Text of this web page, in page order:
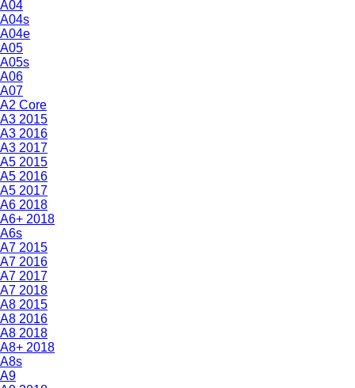
A04
A04s
A04e
A05
A05s
A06
A07
A2 Core
A3 2015
A3 2016
A3 2017
A5 2015
A5 2016
A5 2017
A6 2018
A6+ 2018
A6s
A7 2015
A7 2016
A7 2017
A7 2018
A8 2015
A8 2016
A8 2018
A8+ 2018
A8s
A9